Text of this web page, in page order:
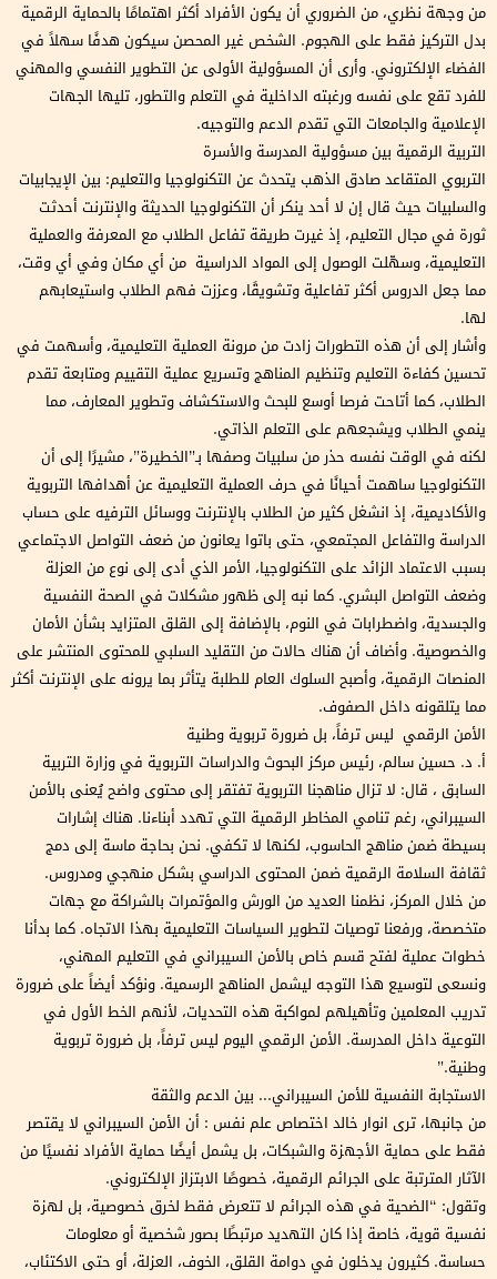
من وجهة نظري، من الضروري أن يكون الأفراد أكثر اهتمامًا بالحماية الرقمية
بدل التركيز فقط على الهجوم. الشخص غير المحصن سيكون هدفًا سهلاً في
الفضاء الإلكتروني. وأرى أن المسؤولية الأولى عن التطوير النفسي والمهني
للفرد تقع على نفسه ورغبته الداخلية في التعلم والتطور، تليها الجهات
الإعلامية والجامعات التي تقدم الدعم والتوجيه.
التربية الرقمية بين مسؤولية المدرسة والأسرة
التربوي المتقاعد صادق الذهب يتحدث عن التكنولوجيا والتعليم: بين الإيجابيات
والسلبيات حيث قال إن لا أحد ينكر أن التكنولوجيا الحديثة والإنترنت أحدثت
ثورة في مجال التعليم، إذ غيرت طريقة تفاعل الطلاب مع المعرفة والعملية
التعليمية، وسهّلت الوصول إلى المواد الدراسية من أي مكان وفي أي وقت،
مما جعل الدروس أكثر تفاعلية وتشويقًا، وعززت فهم الطلاب واستيعابهم
لها.
وأشار إلى أن هذه التطورات زادت من مرونة العملية التعليمية، وأسهمت في
تحسين كفاءة التعليم وتنظيم المناهج وتسريع عملية التقييم ومتابعة تقدم
الطلاب، كما أتاحت فرصا أوسع للبحث والاستكشاف وتطوير المعارف، مما
ينمي الطلاب ويشجعهم على التعلم الذاتي.
لكنه في الوقت نفسه حذر من سلبيات وصفها بـ”الخطيرة”، مشيرًا إلى أن
التكنولوجيا ساهمت أحيانًا في حرف العملية التعليمية عن أهدافها التربوية
والأكاديمية، إذ انشغل كثير من الطلاب بالإنترنت ووسائل الترفيه على حساب
الدراسة والتفاعل المجتمعي، حتى باتوا يعانون من ضعف التواصل الاجتماعي
بسبب الاعتماد الزائد على التكنولوجيا، الأمر الذي أدى إلى نوع من العزلة
وضعف التواصل البشري. كما نبه إلى ظهور مشكلات في الصحة النفسية
والجسدية، واضطرابات في النوم، بالإضافة إلى القلق المتزايد بشأن الأمان
والخصوصية. وأضاف أن هناك حالات من التقليد السلبي للمحتوى المنتشر على
المنصات الرقمية، وأصبح السلوك العام للطلبة يتأثر بما يرونه على الإنترنت أكثر
مما يتلقونه داخل الصفوف.
الأمن الرقمي ليس ترفاً، بل ضرورة تربوية وطنية
أ. د. حسين سالم، رئيس مركز البحوث والدراسات التربوية في وزارة التربية
السابق ، قال: لا تزال مناهجنا التربوية تفتقر إلى محتوى واضح يُعنى بالأمن
السيبراني، رغم تنامي المخاطر الرقمية التي تهدد أبناءنا. هناك إشارات
بسيطة ضمن مناهج الحاسوب، لكنها لا تكفي. نحن بحاجة ماسة إلى دمج
ثقافة السلامة الرقمية ضمن المحتوى الدراسي بشكل منهجي ومدروس.
من خلال المركز، نظمنا العديد من الورش والمؤتمرات بالشراكة مع جهات
متخصصة، ورفعنا توصيات لتطوير السياسات التعليمية بهذا الاتجاه. كما بدأنا
خطوات عملية لفتح قسم خاص بالأمن السيبراني في التعليم المهني،
ونسعى لتوسيع هذا التوجه ليشمل المناهج الرسمية. ونؤكد أيضاً على ضرورة
تدريب المعلمين وتأهيلهم لمواكبة هذه التحديات، لأنهم الخط الأول في
التوعية داخل المدرسة. الأمن الرقمي اليوم ليس ترفاً، بل ضرورة تربوية
وطنية.”
الاستجابة النفسية للأمن السيبراني... بين الدعم والثقة
من جانبها، ترى انوار خالد اختصاص علم نفس : أن الأمن السيبراني لا يقتصر
فقط على حماية الأجهزة والشبكات، بل يشمل أيضًا حماية الأفراد نفسيًا من
الآثار المترتبة على الجرائم الرقمية، خصوصًا الابتزاز الإلكتروني.
وتقول: “الضحية في هذه الجرائم لا تتعرض فقط لخرق خصوصية، بل لهزة
نفسية قوية، خاصة إذا كان التهديد مرتبطًا بصور شخصية أو معلومات
حساسة. كثيرون يدخلون في دوامة القلق، الخوف، العزلة، أو حتى الاكتئاب،